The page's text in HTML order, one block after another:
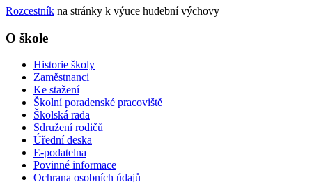
Rozcestník na stránky k výuce hudební výchovy
O škole
Historie školy
Zaměstnanci
Ke stažení
Školní poradenské pracoviště
Školská rada
Sdružení rodičů
Úřední deska
E-podatelna
Povinné informace
Ochrana osobních údajů